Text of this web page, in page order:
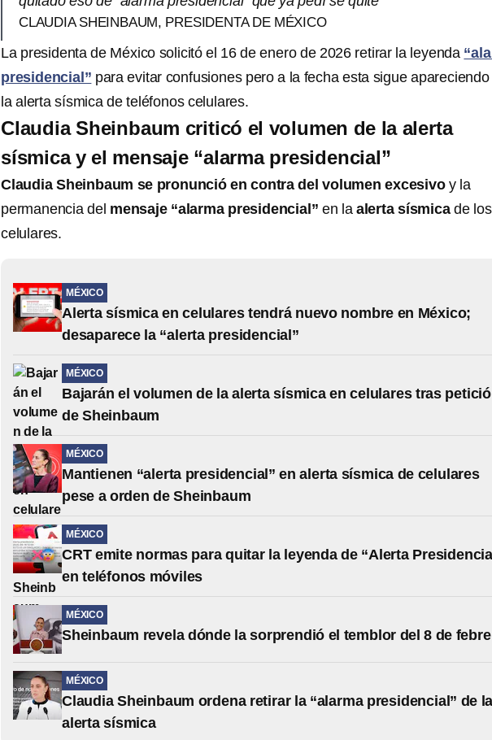
CLAUDIA SHEINBAUM, PRESIDENTA DE MÉXICO
La presidenta de México solicitó el 16 de enero de 2026 retirar la leyenda
presidencial” para evitar confusiones pero a la fecha esta sigue
la alerta sísmica de teléfonos celulares.
Claudia Sheinbaum criticó el volumen de la alerta
sísmica y el mensaje “alarma presidencial”
Claudia Sheinbaum se pronunció en contra del volumen excesivoy la
permanencia del mensaje “alarma presidencial” en laalerta sísmicade los
celulares.
MÉXICO
Alerta sísmica en celulares tendrá nuevo nombre en México;
desaparece la “alerta presidencial”
MÉXICO
Bajarán el volumen de la alerta sísmica en celulares tras
de Sheinbaum
MÉXICO
Mantienen “alerta presidencial” en alerta sísmica de celulares
pese a orden de Sheinbaum
MÉXICO
CRT emite normas para quitar la leyenda de “Alerta
en teléfonos móviles
MÉXICO
Sheinbaum revela dónde la sorprendió el temblor del 8 de
MÉXICO
Claudia Sheinbaum ordena retirar la “alarma presidencial” de
alerta sísmica